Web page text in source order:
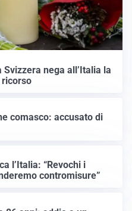
nega all’Italia la
ricorso
comasco: accusato di
l’Italia: “Revochi i
contromisure”